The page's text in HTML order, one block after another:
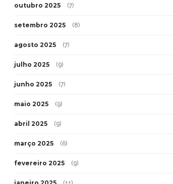
outubro 2025 (7)
setembro 2025 (8)
agosto 2025 (7)
julho 2025 (9)
junho 2025 (7)
maio 2025 (9)
abril 2025 (9)
março 2025 (6)
fevereiro 2025 (9)